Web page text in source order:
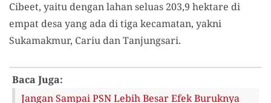
Cibeet, yaitu dengan lahan seluas 203,9 hektare di
empat desa yang ada di tiga kecamatan, yakni
Sukamakmur, Cariu dan Tanjungsari.
Baca Juga:
Jangan Sampai PSN Lebih Besar Efek Buruknya